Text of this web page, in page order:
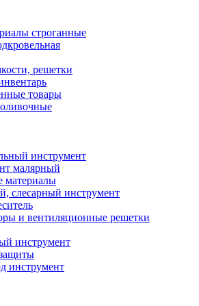
строганные
решетки
товары
инструмент
малярный
материалы
слесарный инструмент
и вентиляционные решетки
инструмент
инструмент